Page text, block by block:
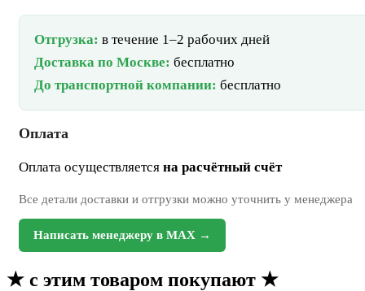
Отгрузка: в течение 1–2 рабочих дней
Доставка по Москве: бесплатно
До транспортной компании: бесплатно
Оплата
Оплата осуществляется на расчётный счёт
Все детали доставки и отгрузки можно уточнить у менеджера
Написать менеджеру в MAX →
★ с этим товаром покупают ★